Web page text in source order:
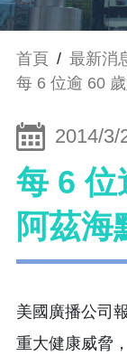
首頁 / 最新消
每 6 位逾 60
2014/3/
每 6 位
阿茲海
美國廣播公司
重大健康威脅